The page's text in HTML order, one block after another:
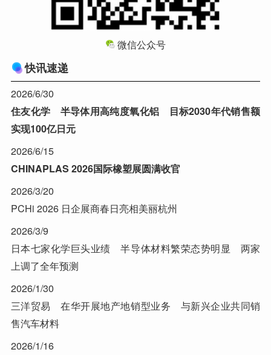
微信公众号
快讯速递
2026/6/30
住友化学 半导体用高纯度氧化铝 目标2030年代销售额
实现100亿日元
2026/6/15
CHINAPLAS 2026国际橡塑展圆满收官
2026/3/20
PCHi 2026 日企展商春日亮相美丽杭州
2026/3/9
日本七家化学巨头业绩 半导体材料繁荣态势明显 两家
上调了全年预测
2026/1/30
三洋贸易 在华开展地产地销型业务 与新兴企业共同销
售汽车材料
2026/1/16